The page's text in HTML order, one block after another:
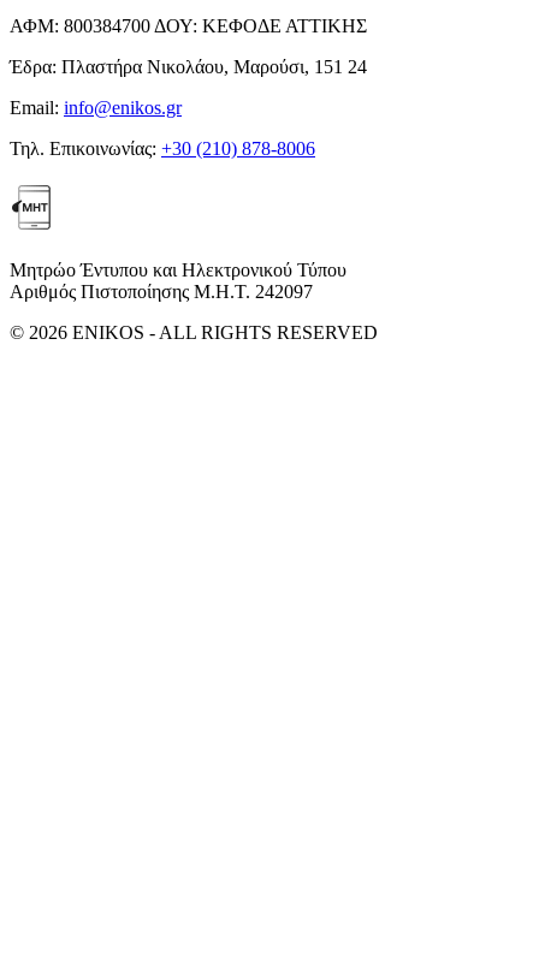
ΑΦΜ: 800384700 ΔΟΥ: ΚΕΦΟΔΕ ΑΤΤΙΚΗΣ
Έδρα: Πλαστήρα Νικολάου, Μαρούσι, 151 24
Email: info@enikos.gr
Τηλ. Επικοινωνίας: +30 (210) 878-8006
Μητρώο Έντυπου και Ηλεκτρονικού Τύπου
Αριθμός Πιστοποίησης Μ.Η.Τ. 242097
© 2026 ENIKOS - ALL RIGHTS RESERVED